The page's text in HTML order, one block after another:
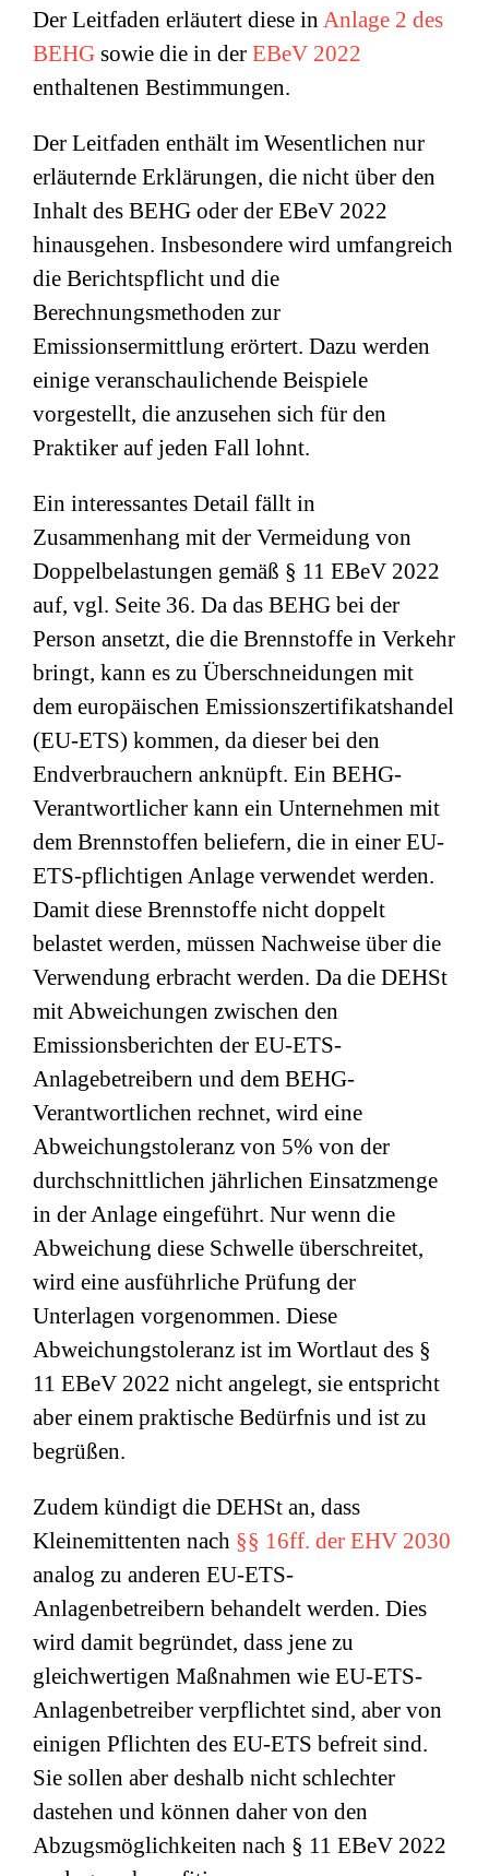
Der Leitfaden erläutert diese in Anlage 2 des
BEHG sowie die in der EBeV 2022
enthaltenen Bestimmungen.
Der Leitfaden enthält im Wesentlichen nur
erläuternde Erklärungen, die nicht über den
Inhalt des BEHG oder der EBeV 2022
hinausgehen. Insbesondere wird umfangreich
die Berichtspflicht und die
Berechnungsmethoden zur
Emissionsermittlung erörtert. Dazu werden
einige veranschaulichende Beispiele
vorgestellt, die anzusehen sich für den
Praktiker auf jeden Fall lohnt.
Ein interessantes Detail fällt in
Zusammenhang mit der Vermeidung von
Doppelbelastungen gemäß § 11 EBeV 2022
auf, vgl. Seite 36. Da das BEHG bei der
Person ansetzt, die die Brennstoffe in Verkehr
bringt, kann es zu Überschneidungen mit
dem europäischen Emissionszertifikatshandel
(EU-ETS) kommen, da dieser bei den
Endverbrauchern anknüpft. Ein BEHG-
Verantwortlicher kann ein Unternehmen mit
dem Brennstoffen beliefern, die in einer EU-
ETS-pflichtigen Anlage verwendet werden.
Damit diese Brennstoffe nicht doppelt
belastet werden, müssen Nachweise über die
Verwendung erbracht werden. Da die DEHSt
mit Abweichungen zwischen den
Emissionsberichten der EU-ETS-
Anlagebetreibern und dem BEHG-
Verantwortlichen rechnet, wird eine
Abweichungstoleranz von 5% von der
durchschnittlichen jährlichen Einsatzmenge
in der Anlage eingeführt. Nur wenn die
Abweichung diese Schwelle überschreitet,
wird eine ausführliche Prüfung der
Unterlagen vorgenommen. Diese
Abweichungstoleranz ist im Wortlaut des §
11 EBeV 2022 nicht angelegt, sie entspricht
aber einem praktische Bedürfnis und ist zu
begrüßen.
Zudem kündigt die DEHSt an, dass
Kleinemittenten nach §§ 16ff. der EHV 2030
analog zu anderen EU-ETS-
Anlagenbetreibern behandelt werden. Dies
wird damit begründet, dass jene zu
gleichwertigen Maßnahmen wie EU-ETS-
Anlagenbetreiber verpflichtet sind, aber von
einigen Pflichten des EU-ETS befreit sind.
Sie sollen aber deshalb nicht schlechter
dastehen und können daher von den
Abzugsmöglichkeiten nach § 11 EBeV 2022